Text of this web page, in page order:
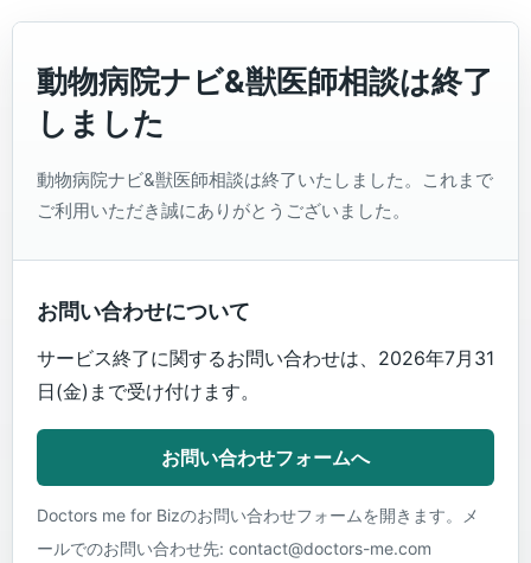
動物病院ナビ&獣医師相談は終了
しました
動物病院ナビ&獣医師相談は終了いたしました。これまで
ご利用いただき誠にありがとうございました。
お問い合わせについて
サービス終了に関するお問い合わせは、2026年7月31
日(金)まで受け付けます。
お問い合わせフォームへ
Doctors me for Bizのお問い合わせフォームを開きます。メ
ールでのお問い合わせ先: contact@doctors-me.com